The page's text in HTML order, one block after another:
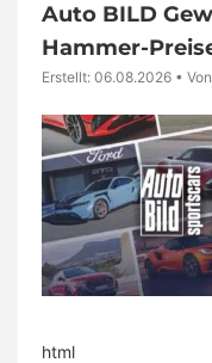
Auto BILD
Hammer-
Erstellt: 06.08.2026 •
html